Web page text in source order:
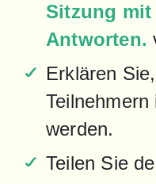
Sitzung mit
Antworten.
Erklären
werden.
Teilen Sie